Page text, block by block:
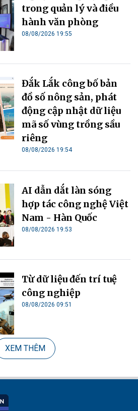
trong quản lý và điều
hành văn phòng
08/08/2026 19:55
Đắk Lắk công bố bản
đồ số nông sản, phát
động cập nhật dữ liệu
mã số vùng trồng sầu
riêng
08/08/2026 19:54
AI dẫn dắt làn sóng
hợp tác công nghệ Việt
Nam - Hàn Quốc
08/08/2026 19:53
Từ dữ liệu đến trí tuệ
công nghiệp
08/08/2026 09:51
XEM THÊM